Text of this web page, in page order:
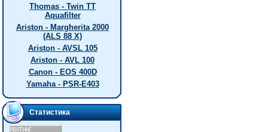
Thomas - Twin TT
Aquafilter
Ariston - Margherita 2000
(ALS 88 X)
Ariston - AVSL 105
Ariston - AVL 100
Canon - EOS 400D
Yamaha - PSR-E403
Статистика